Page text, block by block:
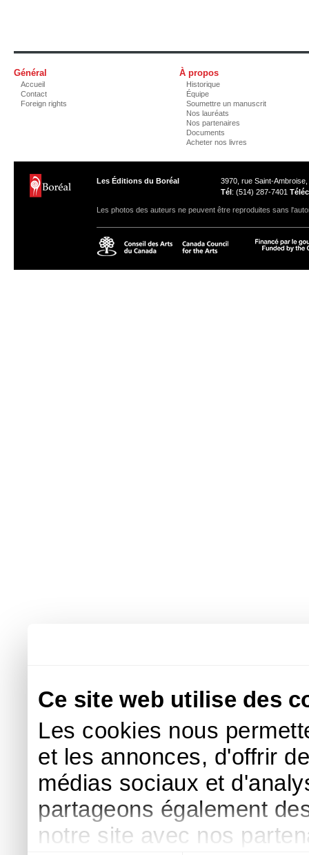
Ce site web utilise des
Les cookies nous
et les annonces, d'offrir
médias sociaux et
partageons également
notre site avec nos
Général
Accueil
Contact
Foreign rights
À propos
Historique
Équipe
Soumettre un manuscrit
Nos lauréats
Nos partenaires
Documents
Acheter nos livres
Les Éditions du Boréal
3970, rue Saint-
Tél: (514) 287-7401 Téléc
Les photos des auteurs ne peuvent être reproduites sans